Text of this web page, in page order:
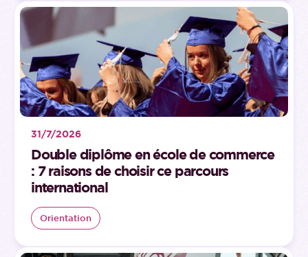
31/7/2026
Double diplôme en école de commerce
: 7 raisons de choisir ce parcours
international
Orientation